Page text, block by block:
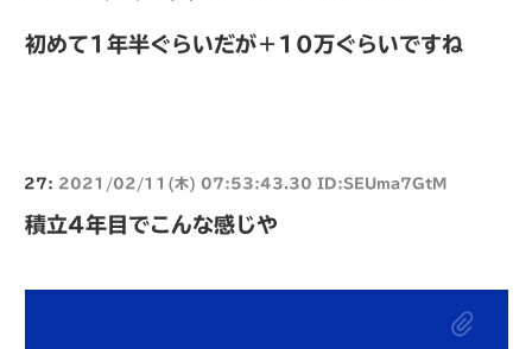
初めて1年半ぐらいだが＋10万ぐらいですね
27: 2021/02/11(木) 07:53:43.30 ID:SEUma7GtM
積立4年目でこんな感じや